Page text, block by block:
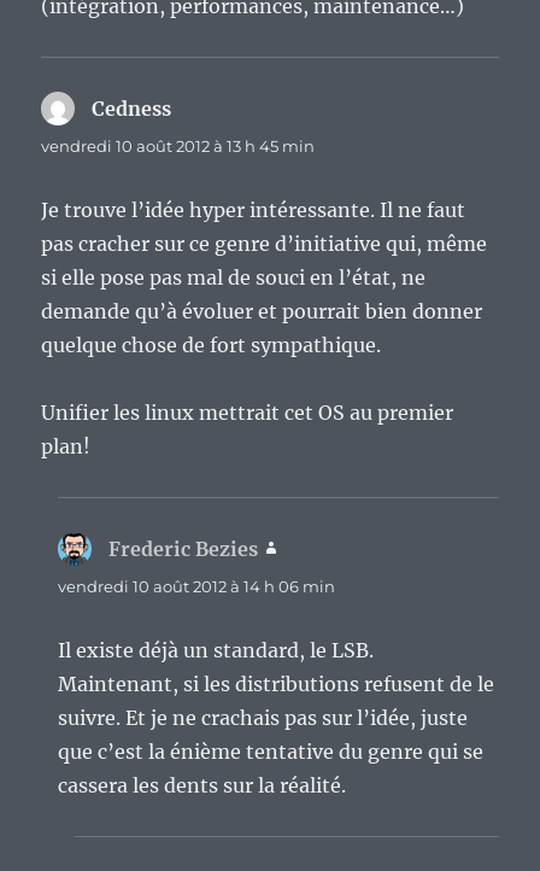
(intégration, performances, maintenance…)
Cedness
vendredi 10 août 2012 à 13 h 45 min
Je trouve l’idée hyper intéressante. Il ne faut
pas cracher sur ce genre d’initiative qui, même
si elle pose pas mal de souci en l’état, ne
demande qu’à évoluer et pourrait bien donner
quelque chose de fort sympathique.
Unifier les linux mettrait cet OS au premier
plan!
Frederic Bezies
vendredi 10 août 2012 à 14 h 06 min
Il existe déjà un standard, le LSB.
Maintenant, si les distributions refusent de le
suivre. Et je ne crachais pas sur l’idée, juste
que c’est la énième tentative du genre qui se
cassera les dents sur la réalité.